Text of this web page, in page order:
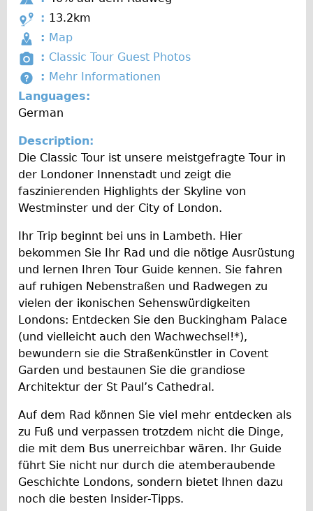
Carbon Frame
Tandem
Boardman Carbon
Wilier Triestina Carbon Road Bike
Children's
Male Bicycle with Child Seat (Crossbar Mounted)
Male Bicycle with Child Seat (Rear Mounted)
Accessories
Helmets
Lights
Panniers
Locks
Repair Kits
Repairs
Mechanics
Contact
More
Directions
Contact
Repair Shop
t
i
o
n
i
i
c
u
l
y
from the Noun Project
D
i
a
n
c
: 13.2km
: Map
Created by Tahsin Tahil
from the Noun Project
P
h
A
l
b
u
m
: Classic Tour Guest Photos
M
o
r
I
n
f
o
: Mehr Informationen
Languages:
German
Description:
Die Classic Tour ist unsere meistgefragte Tour in
der Londoner Innenstadt und zeigt die
faszinierenden Highlights der Skyline von
Westminster und der City of London.
Ihr Trip beginnt bei uns in Lambeth. Hier
bekommen Sie Ihr Rad und die nötige Ausrüstung
und lernen Ihren Tour Guide kennen. Sie fahren
auf ruhigen Nebenstraßen und Radwegen zu
vielen der ikonischen Sehenswürdigkeiten
Londons: Entdecken Sie den Buckingham Palace
(und vielleicht auch den Wachwechsel!*),
bewundern sie die Straßenkünstler in Covent
Garden und bestaunen Sie die grandiose
Architektur der St Paul’s Cathedral.
Auf dem Rad können Sie viel mehr entdecken als
zu Fuß und verpassen trotzdem nicht die Dinge,
die mit dem Bus unerreichbar wären. Ihr Guide
führt Sie nicht nur durch die atemberaubende
Geschichte Londons, sondern bietet Ihnen dazu
noch die besten Insider-Tipps.